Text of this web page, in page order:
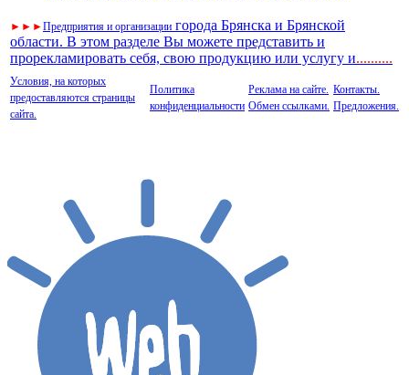
► ► ►Предприятия и организации города Брянска и Брянской
области. В этом разделе Вы можете представить и
прорекламировать себя, свою продукцию или услугу и..........
Условия, на которых
предоставляются страницы
сайта.
Политика
конфиденциальности
Реклама на сайте.
Обмен ссылками.
Контакты.
Предложения.